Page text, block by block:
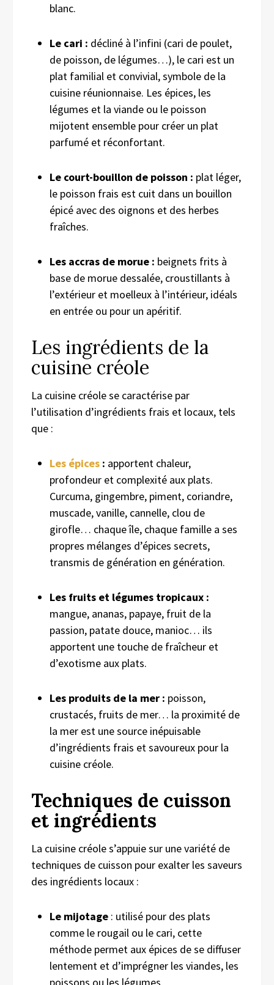
blanc.
Le cari : décliné à l’infini (cari de poulet,
de poisson, de légumes…), le cari est un
plat familial et convivial, symbole de la
cuisine réunionnaise. Les épices, les
légumes et la viande ou le poisson
mijotent ensemble pour créer un plat
parfumé et réconfortant.
Le court-bouillon de poisson : plat léger,
le poisson frais est cuit dans un bouillon
épicé avec des oignons et des herbes
fraîches.
Les accras de morue : beignets frits à
base de morue dessalée, croustillants à
l’extérieur et moelleux à l’intérieur, idéals
en entrée ou pour un apéritif.
Les ingrédients de la
cuisine créole
La cuisine créole se caractérise par
l’utilisation d’ingrédients frais et locaux, tels
que :
Les épices : apportent chaleur,
profondeur et complexité aux plats.
Curcuma, gingembre, piment, coriandre,
muscade, vanille, cannelle, clou de
girofle… chaque île, chaque famille a ses
propres mélanges d’épices secrets,
transmis de génération en génération.
Les fruits et légumes tropicaux :
mangue, ananas, papaye, fruit de la
passion, patate douce, manioc… ils
apportent une touche de fraîcheur et
d’exotisme aux plats.
Les produits de la mer : poisson,
crustacés, fruits de mer… la proximité de
la mer est une source inépuisable
d’ingrédients frais et savoureux pour la
cuisine créole.
Techniques de cuisson
et ingrédients
La cuisine créole s’appuie sur une variété de
techniques de cuisson pour exalter les saveurs
des ingrédients locaux :
Le mijotage : utilisé pour des plats
comme le rougail ou le cari, cette
méthode permet aux épices de se diffuser
lentement et d’imprégner les viandes, les
poissons ou les légumes.